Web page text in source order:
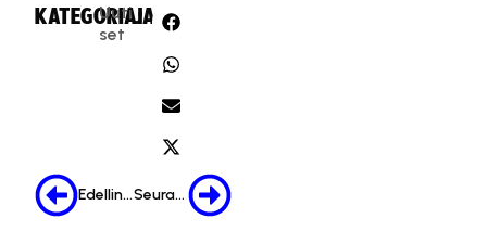
KATEGORIA:
Uuti
set
JAA:
Edellinen Seuraava